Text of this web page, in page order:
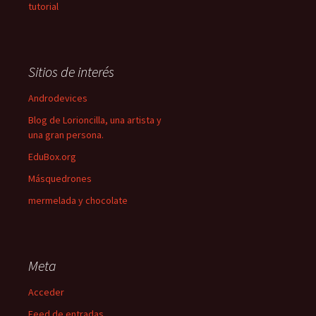
tutorial
Sitios de interés
Androdevices
Blog de Lorioncilla, una artista y
una gran persona.
EduBox.org
Másquedrones
mermelada y chocolate
Meta
Acceder